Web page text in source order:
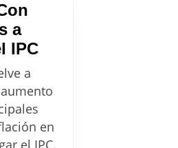
a
IPCInflación
2025:
deflación
en
a
en
el IPC.